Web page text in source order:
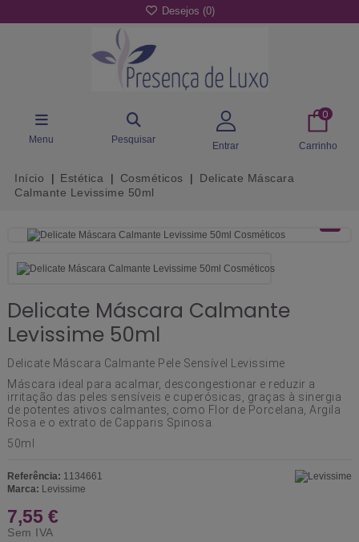
Desejos (0)
Menu Pesquisar
Entrar
0
Carrinho
Início Estética Cosméticos
Delicate Máscara
Calmante Levissime 50ml
Delicate Máscara Calmante
Levissime 50ml
Delicate Máscara Calmante Pele Sensível Levissime
Máscara ideal para acalmar, descongestionar e reduzir a
irritação das peles sensíveis e cuperósicas, graças à sinergia
de potentes ativos calmantes, como Flor de Porcelana, Argila
Rosa e o extrato de Capparis Spinosa.
50ml
Referência: 1134661
Marca: Levissime
7,55 €
Sem IVA